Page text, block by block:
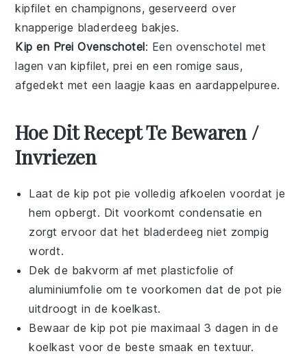
kipfilet enchampignons, geserveerd over
knapperige bladerdeeg bakjes.
Kip en Prei Ovenschotel: Een ovenschotel met
lagen vankipfilet,prei en een romige saus,
afgedekt met een laagjekaas enaardappelpuree.
Hoe Dit Recept Te Bewaren /
Invriezen
Laat dekip pot pie volledig afkoelen voordat je
hem opbergt. Dit voorkomt condensatie en
zorgt ervoor dat het bladerdeeg niet zompig
wordt.
Dek de bakvorm af met plasticfolie of
aluminiumfolie om te voorkomen dat depot pie
uitdroogt in de koelkast.
Bewaar dekip pot pie maximaal 3 dagen in de
koelkast voor de beste smaak en textuur.